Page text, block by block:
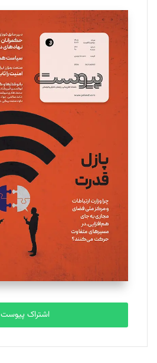
تحریریه
سروش کرمیان
تحریریه
مینا پاکدل
یسنا امان‌پور
تحریریه
ملینا جعفری
تحریریه
مصطفی مسجدی آرانی
تحریریه
بابک نقاش
تحریریه
اشتراک پیوست